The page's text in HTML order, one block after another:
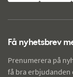
Få nyhetsbrev
Prenumerera på
få bra erbjudanden